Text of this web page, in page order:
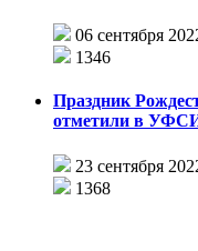
06 сентября
1346
Праздник
отметили в
23 сентября
1368